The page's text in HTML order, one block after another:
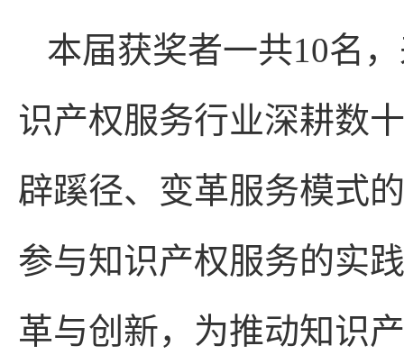
本届获奖者一共10名
识产权服务行业深耕数
辟蹊径、变革服务模式
参与知识产权服务的实
革与创新，为推动知识